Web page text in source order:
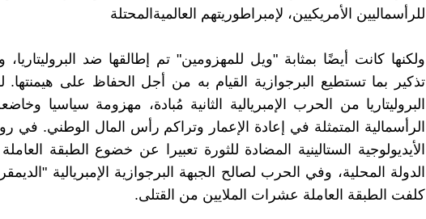
للرأسماليين الأمريكيين، لإمبراطوريتهم العالميةالمحتلة
ولكنها كانت أيضًا بمثابة "ويل للمهزومين" تم إطالقها ضد البروليتاريا،
تذكير بما تستطيع البرجوازية القيام به من أجل الحفاظ على
البروليتاريا من الحرب الإمبريالية الثانية مُبادة، مهزومة سياسيا
الرأسمالية المتمثلة في إعادة الإعمار وتراكم رأس المال الوطني. في
الأيديولوجية الستالينية المضادة للثورة تعبيرا عن خضوع الطبقة
الدولة المحلية، وفي الحرب لصالح الجبهة البرجوازية الإمبريالية
كلفت الطبقة العاملة عشرات الملايين من القتلى.